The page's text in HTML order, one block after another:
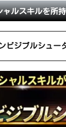
ャルスキルを所持
ビジブルシュー